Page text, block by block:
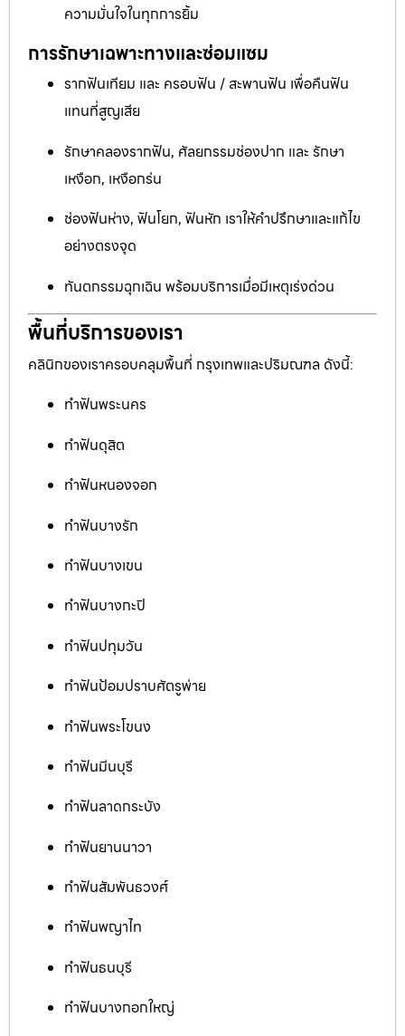
ความมั่นใจในทุกการยิ้ม
การรักษาเฉพาะทางและซ่อมแซม
รากฟันเทียม และ ครอบฟัน / สะพานฟัน เพื่อคืนฟัน
แทนที่สูญเสีย
รักษาคลองรากฟัน, ศัลยกรรมช่องปาก และ รักษา
เหงือก, เหงือกร่น
ช่องฟันห่าง, ฟันโยก, ฟันหัก เราให้คำปรึกษาและแก้ไข
อย่างตรงจุด
ทันตกรรมฉุกเฉิน พร้อมบริการเมื่อมีเหตุเร่งด่วน
พื้นที่บริการของเรา
คลินิกของเราครอบคลุมพื้นที่ กรุงเทพและปริมณฑล ดังนี้:
ทำฟันพระนคร
ทำฟันดุสิต
ทำฟันหนองจอก
ทำฟันบางรัก
ทำฟันบางเขน
ทำฟันบางกะปิ
ทำฟันปทุมวัน
ทำฟันป้อมปราบศัตรูพ่าย
ทำฟันพระโขนง
ทำฟันมีนบุรี
ทำฟันลาดกระบัง
ทำฟันยานนาวา
ทำฟันสัมพันธวงศ์
ทำฟันพญาไท
ทำฟันธนบุรี
ทำฟันบางกอกใหญ่